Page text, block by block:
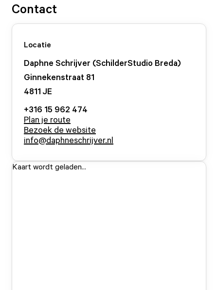
Contact
Locatie
Daphne Schrijver (SchilderStudio Breda)
Ginnekenstraat 81
4811 JE
+316 15 962 474
Plan je route
Bezoek de website
info@daphneschrijver.nl
Kaart wordt geladen...